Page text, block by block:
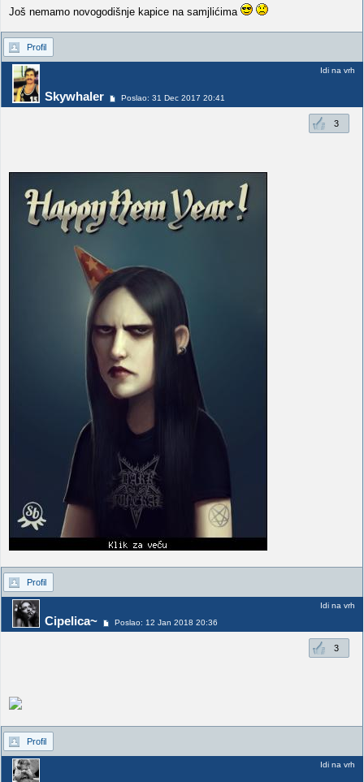
Još nemamo novogodišnje kapice na samjlićima
Profil
Skywhaler Poslao: 31 Dec 2017 20:41
Idi na vrh
3
Profil
Cipelica~ Poslao: 12 Jan 2018 20:36
Idi na vrh
3
Profil
Idi na vrh